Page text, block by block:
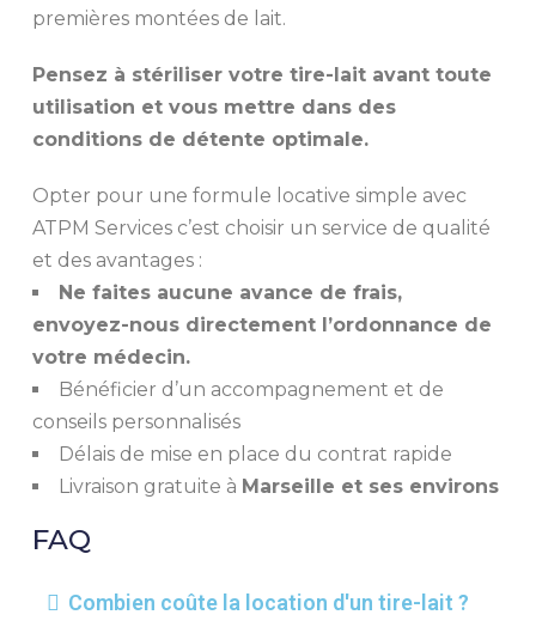
premières montées de lait.
Pensez à stériliser votre tire-lait avant toute
utilisation et vous mettre dans des
conditions de détente optimale.
Opter pour une formule locative simple avec
ATPM Services c’est choisir un service de qualité
et des avantages :
Ne faites aucune avance de frais,
envoyez-nous directement l’ordonnance de
votre médecin.
Bénéficier d’un accompagnement et de
conseils personnalisés
Délais de mise en place du contrat rapide
Livraison gratuite à Marseille et ses environs
FAQ
Combien coûte la location d'un tire-lait ?